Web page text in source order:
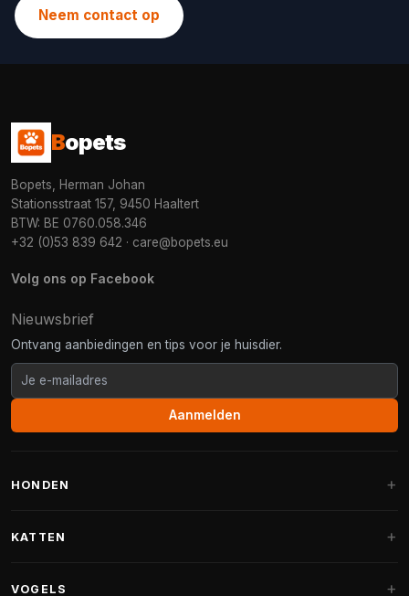
Neem contact op
Bopets
Bopets, Herman Johan
Stationsstraat 157, 9450 Haaltert
BTW: BE 0760.058.346
+32 (0)53 839 642 · care@bopets.eu
Volg ons op Facebook
Nieuwsbrief
Ontvang aanbiedingen en tips voor je huisdier.
Aanmelden
HONDEN
KATTEN
VOGELS